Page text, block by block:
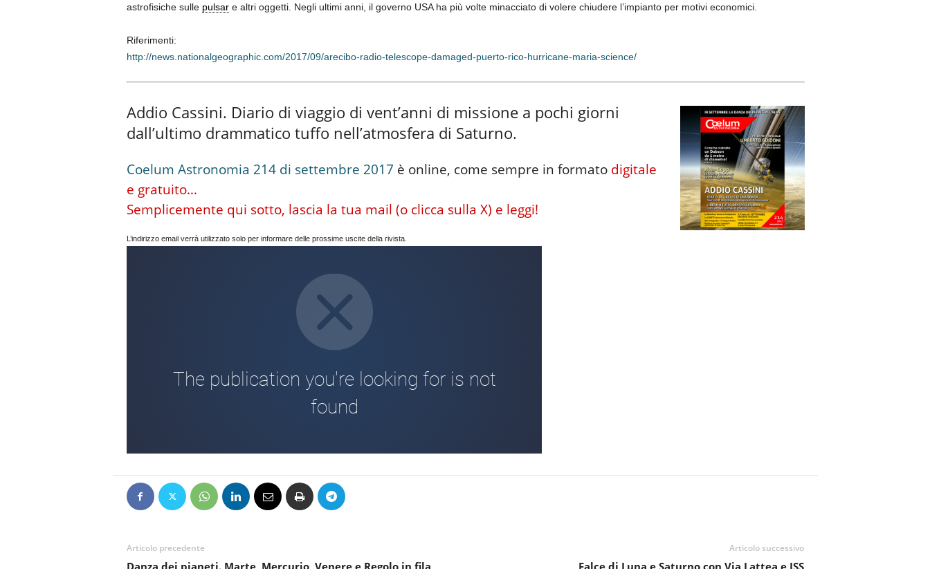
astrofisiche sulle pulsare altri oggetti. Negli ultimi anni, il governo USA ha più volte minacciato di volere chiudere l’impianto per motivi economici.
Riferimenti:
http://news.nationalgeographic.com/2017/09/arecibo-radio-telescope-damaged-puerto-rico-hurricane-maria-science/
Addio Cassini. Diario di viaggio di vent’anni di missione a pochi giorni
dall’ultimo drammatico tuffo nell’atmosfera di Saturno.
Coelum Astronomia 214 di settembre 2017 è online, come sempre in formato digitale
e gratuito…
Semplicemente qui sotto, lascia la tua mail (o clicca sulla X) e leggi!
L’indirizzo email verrà utilizzato solo per informare delle prossime uscite della rivista.
Articolo precedente
Danza dei pianeti. Marte, Mercurio, Venere e Regolo in fila
Articolo successivo
Falce di Luna e Saturno con Via Lattea e ISS